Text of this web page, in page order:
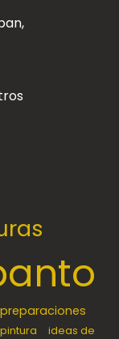
ideas de